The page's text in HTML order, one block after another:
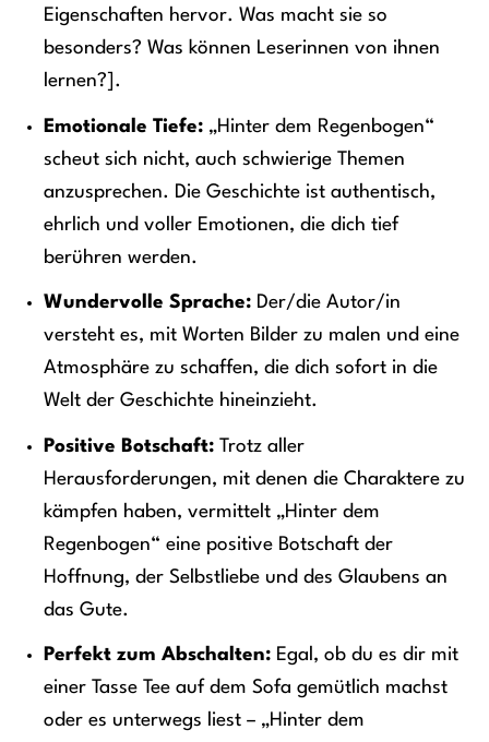
Eigenschaften hervor. Was macht sie so
besonders? Was können Leserinnen von ihnen
lernen?].
Emotionale Tiefe:„Hinter dem Regenbogen“
scheut sich nicht, auch schwierige Themen
anzusprechen. Die Geschichte ist authentisch,
ehrlich und voller Emotionen, die dich tief
berühren werden.
Wundervolle Sprache:Der/die Autor/in
versteht es, mit Worten Bilder zu malen und eine
Atmosphäre zu schaffen, die dich sofort in die
Welt der Geschichte hineinzieht.
Positive Botschaft:Trotz aller
Herausforderungen, mit denen die Charaktere zu
kämpfen haben, vermittelt „Hinter dem
Regenbogen“ eine positive Botschaft der
Hoffnung, der Selbstliebe und des Glaubens an
das Gute.
Perfekt zum Abschalten:Egal, ob du es dir mit
einer Tasse Tee auf dem Sofa gemütlich machst
oder es unterwegs liest – „Hinter dem